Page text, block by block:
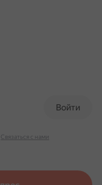
Войти
Связаться с нами